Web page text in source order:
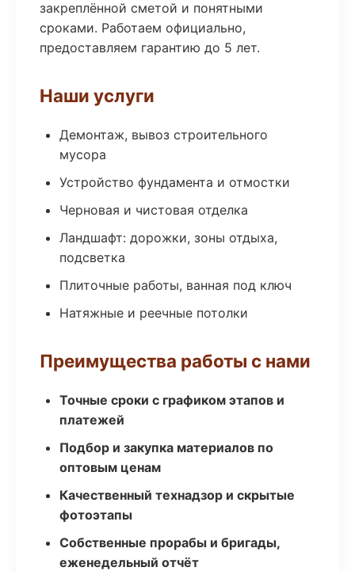
закреплённой сметой и понятными
сроками. Работаем официально,
предоставляем гарантию до 5 лет.
Наши услуги
Демонтаж, вывоз строительного
мусора
Устройство фундамента и отмостки
Черновая и чистовая отделка
Ландшафт: дорожки, зоны отдыха,
подсветка
Плиточные работы, ванная под ключ
Натяжные и реечные потолки
Преимущества работы с нами
Точные сроки с графиком этапов и
платежей
Подбор и закупка материалов по
оптовым ценам
Качественный технадзор и скрытые
фотоэтапы
Собственные прорабы и бригады,
еженедельный отчёт